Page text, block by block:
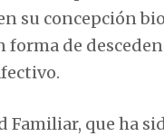
su concepción
forma de
Familiar, que ha